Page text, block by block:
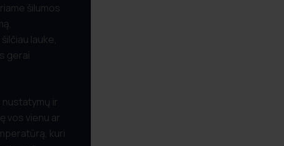
šilumos
lauke,
gerai
ir
vos vienu ar
kuri